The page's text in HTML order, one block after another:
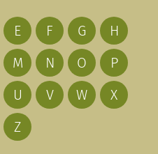
E F G
H
M N O
P
U V W
X
Z